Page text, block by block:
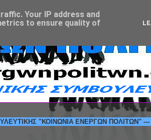
"ΚΟΙΝΩΝΙΑ ΕΝΕΡΓΩΝ ΠΟΛΙΤΩΝ" ---
Your IP address and
to ensure quality of